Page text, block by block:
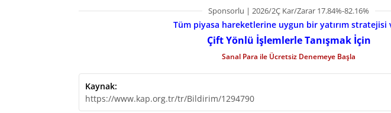
Sponsorlu | 2026/2Ç Kar/Zarar 17.84%-82.16%
Tüm piyasa hareketlerine uygun bir yatırım stratejisi
Çift Yönlü İşlemlerle Tanışmak İçin
Sanal Para ile Ücretsiz Denemeye Başla
Kaynak:
https://www.kap.org.tr/tr/Bildirim/1294790